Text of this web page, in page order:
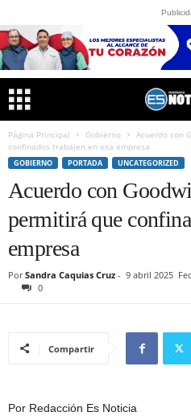
Página Principal Gobierno
Acuerdo con
confinados trabajen en esa empresa
GOBIERNO PORTADA UNCATEGORIZED
Acuerdo con
permitirá que
empresa
Por Sandra Caquias Cruz - 9 abril 2025
0
Compartir
Por Redacción Es Noticia